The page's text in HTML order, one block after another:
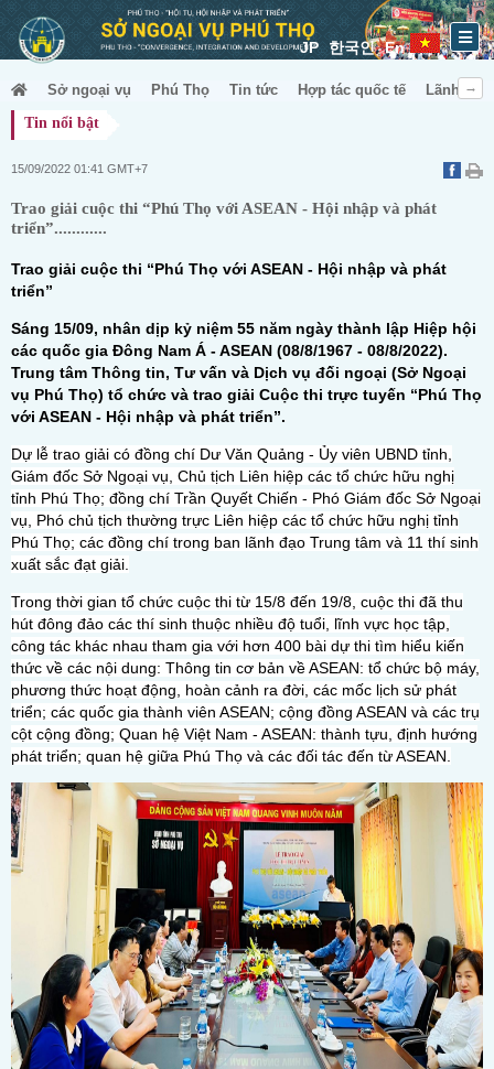
JP 한국인 En
Sở ngoại vụ Phú Thọ Tin tức Hợp tác quốc tế
Lãnh sự
Tin nổi bật
15/09/2022 01:41 GMT+7
Trao giải cuộc thi “Phú Thọ với ASEAN - Hội nhập và phát
triển”............
Trao giải cuộc thi “Phú Thọ với ASEAN - Hội nhập và phát
triển”
Sáng 15/09, nhân dịp kỷ niệm 55 năm ngày thành lập Hiệp hội
các quốc gia Đông Nam Á - ASEAN (08/8/1967 - 08/8/2022).
Trung tâm Thông tin, Tư vấn và Dịch vụ đối ngoại (Sở Ngoại
vụ Phú Thọ) tổ chức và trao giải Cuộc thi trực tuyến “Phú Thọ
với ASEAN - Hội nhập và phát triển”.
Dự lễ trao giải có đồng chí Dư Văn Quảng - Ủy viên UBND tỉnh,
Giám đốc Sở Ngoại vụ, Chủ tịch Liên hiệp các tổ chức hữu nghị
tỉnh Phú Thọ; đồng chí Trần Quyết Chiến - Phó Giám đốc Sở Ngoại
vụ, Phó chủ tịch thường trực Liên hiệp các tổ chức hữu nghị tỉnh
Phú Thọ; các đồng chí trong ban lãnh đạo Trung tâm và 11 thí sinh
xuất sắc đạt giải.
Trong thời gian tổ chức cuộc thi từ 15/8 đến 19/8, cuộc thi đã thu
hút đông đảo các thí sinh thuộc nhiều độ tuổi, lĩnh vực học tập,
công tác khác nhau tham gia với hơn 400 bài dự thi tìm hiểu kiến
thức về các nội dung: Thông tin cơ bản về ASEAN: tổ chức bộ máy,
phương thức hoạt động, hoàn cảnh ra đời, các mốc lịch sử phát
triển; các quốc gia thành viên ASEAN; cộng đồng ASEAN và các trụ
cột cộng đồng; Quan hệ Việt Nam - ASEAN: thành tựu, định hướng
phát triển; quan hệ giữa Phú Thọ và các đối tác đến từ ASEAN.